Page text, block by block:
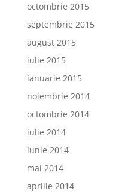
octombrie 2015
septembrie 2015
august 2015
iulie 2015
ianuarie 2015
noiembrie 2014
octombrie 2014
iulie 2014
iunie 2014
mai 2014
aprilie 2014